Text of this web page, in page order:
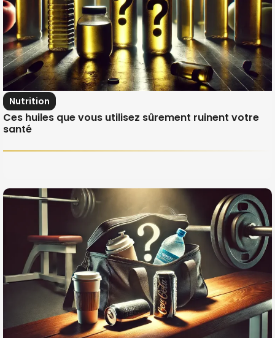
Nutrition
Ces huiles que vous utilisez sûrement ruinent votre
santé